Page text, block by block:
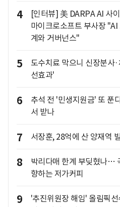
4
[인터뷰] 美 DARPA AI 사
마이크로소프트 부사장 "AI
계와 거버넌스"
5
도수치료 막으니 신장분
선효과'
6
추석 전 '민생지원금' 또 푼
서 받나
7 서장훈, 28억에 산 양재역
8
박리다매 한계 부딪혔나…
향하는 저가커피
9
'추진위원장 해임' 올림픽